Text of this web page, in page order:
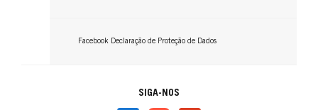
Facebook Declaração de Proteção de Dados
SIGA-NOS